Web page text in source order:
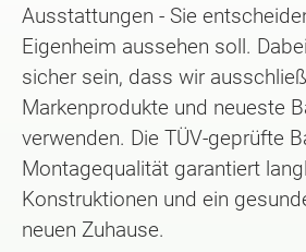
Ausstattungen - Sie
Eigenheim aussehen soll.
sicher sein, dass wir
Markenprodukte und neueste
verwenden. Die TÜV-geprüfte
Montagequalität garantiert
Konstruktionen und ein
neuen Zuhause.